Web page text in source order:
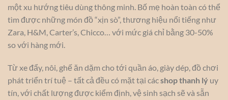
một xu hướng tiêu dùng thông minh. Bố mẹ hoàn toàn có thể
tìm được những món đồ “xịn sò”, thương hiệu nổi tiếng như
Zara, H&M, Carter’s, Chicco… với mức giá chỉ bằng 30-50%
so với hàng mới.
Từ xe đẩy, nôi, ghế ăn dặm cho tới quần áo, giày dép, đồ chơi
phát triển trí tuệ – tất cả đều có mặt tại cácshop thanh lý uy
tín, với chất lượng được kiểm định, vệ sinh sạch sẽ và sẵn